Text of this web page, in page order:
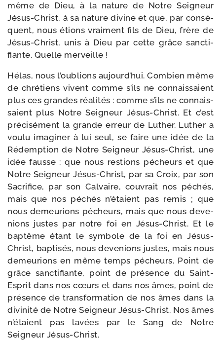
même de Dieu, à la nature de Notre Seigneur
Jésus-​Christ, à sa nature divine et que, par consé­
quent, nous étions vrai­ment fils de Dieu, frère de
Jésus-​Christ, unis à Dieu par cette grâce sanc­ti­
fiante. Quelle merveille !
Hélas, nous l’oublions aujourd’hui. Combien même
de chré­tiens vivent comme s’ils ne connais­saient
plus ces grandes réa­li­tés : comme s’ils ne connais­
saient plus Notre Seigneur Jésus-​Christ. Et c’est
pré­ci­sé­ment la grande erreur de Luther. Luther a
vou­lu ima­gi­ner à lui seul, se faire une idée de la
Rédemption de Notre Seigneur Jésus-​Christ, une
idée fausse : que nous res­tions pécheurs et que
Notre Seigneur Jésus-​Christ, par sa Croix, par son
Sacrifice, par son Calvaire, cou­vrait nos péchés,
mais que nos péchés n’étaient pas remis ; que
nous demeu­rions pécheurs, mais que nous deve­
nions justes par notre foi en Jésus-​Christ. Et le
bap­tême étant le sym­bole de la foi en Jésus-​
Christ, bap­ti­sés, nous deve­nions justes, mais nous
demeu­rions en même temps pécheurs. Point de
grâce sanc­ti­fiante, point de pré­sence du Saint-​
Esprit dans nos cœurs et dans nos âmes, point de
pré­sence de trans­for­ma­tion de nos âmes dans la
divi­ni­té de Notre Seigneur Jésus-​Christ. Nos âmes
n’étaient pas lavées par le Sang de Notre
Seigneur Jésus-Christ.